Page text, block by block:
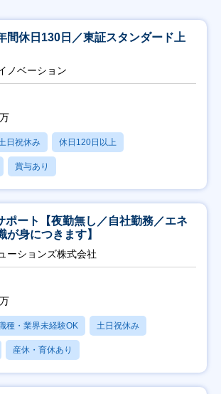
間休日130日／東証スタンダード上
ノベーション
日祝休み 休日120日以上
賞与あり
ポート【夜勤無し／自社勤務／エネ
が身につきます】
ーションズ株式会社
種・業界未経験OK 土日祝休み
産休・育休あり